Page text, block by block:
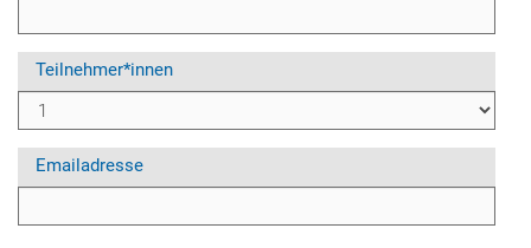
Teilnehmer*innen
Emailadresse